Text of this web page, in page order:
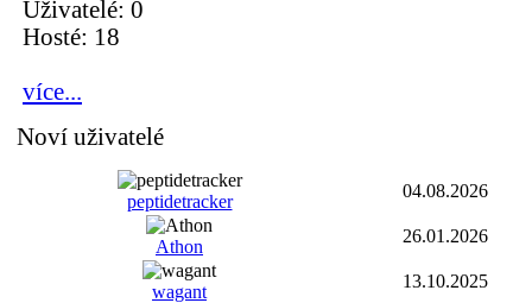
Uživatelé: 0
Hosté: 18
více...
Noví uživatelé
peptidetracker
04.08.2026
Athon
26.01.2026
wagant
13.10.2025